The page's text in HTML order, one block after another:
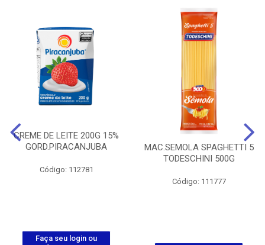
CREME DE LEITE 200G 15%
GORD.PIRACANJUBA
Código: 112781
Faça seu login ou
MAC.SEMOLA SPAGHETTI 5
TODESCHINI 500G
Código: 111777